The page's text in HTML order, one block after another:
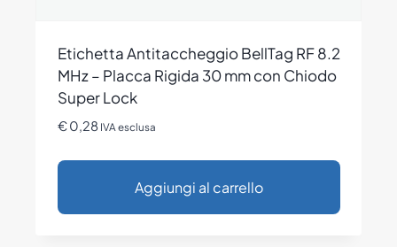
Etichetta Antitaccheggio BellTag RF 8.2
MHz – Placca Rigida 30 mm con Chiodo
Super Lock
€0,28 IVA esclusa
Aggiungi al carrello